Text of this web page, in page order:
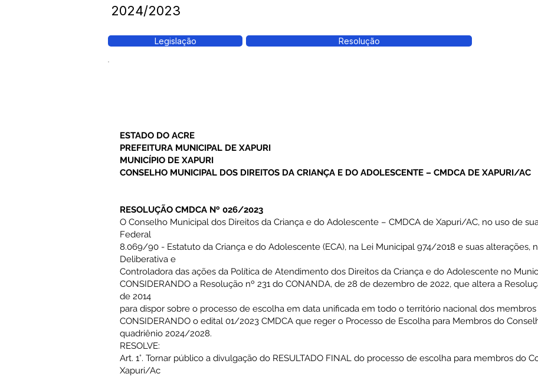
2024/2023
Legislação Resolução
ESTADO DO ACRE
PREFEITURA MUNICIPAL DE XAPURI
MUNICÍPIO DE XAPURI
CONSELHO MUNICIPAL DOS DIREITOS DA CRIANÇA E DO ADOLESCENTE – CMDCA DE XAPURI/AC
RESOLUÇÃO CMDCA Nº 026/2023
O Conselho Municipal dos Direitos da Criança e do Adolescente – CMDCA de Xapuri/AC, no uso de
Federal
8.069/90 - Estatuto da Criança e do Adolescente (ECA), na Lei Municipal 974/2018 e suas alterações,
Deliberativa e
Controladora das ações da Política de Atendimento dos Direitos da Criança e do Adolescente no
CONSIDERANDO a Resolução nº 231 do CONANDA, de 28 de dezembro de 2022, que altera a
de 2014
para dispor sobre o processo de escolha em data unificada em todo o território nacional dos
CONSIDERANDO o edital 01/2023 CMDCA que reger o Processo de Escolha para Membros do
quadriênio 2024/2028.
RESOLVE:
Art. 1°. Tornar público a divulgação do RESULTADO FINAL do processo de escolha para membros do
Xapuri/Ac